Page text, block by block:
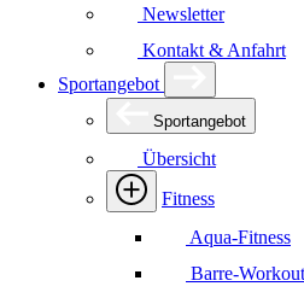
Newsletter
Kontakt & Anfahrt
Sportangebot
Sportangebot
Übersicht
Fitness
Aqua-Fitness
Barre-Workout